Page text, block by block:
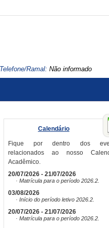
Telefone/Ramal: Não informado
Calendário
Fique por dentro dos
relacionados ao nosso
Acadêmico.
20/07/2026 - 21/07/2026
· Matrícula para o período 2026.2.
03/08/2026
· Início do período letivo 2026.2.
20/07/2026 - 21/07/2026
· Matrícula para o período 2026.2.